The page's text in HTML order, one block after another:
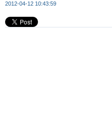
2012-04-12 10:43:59